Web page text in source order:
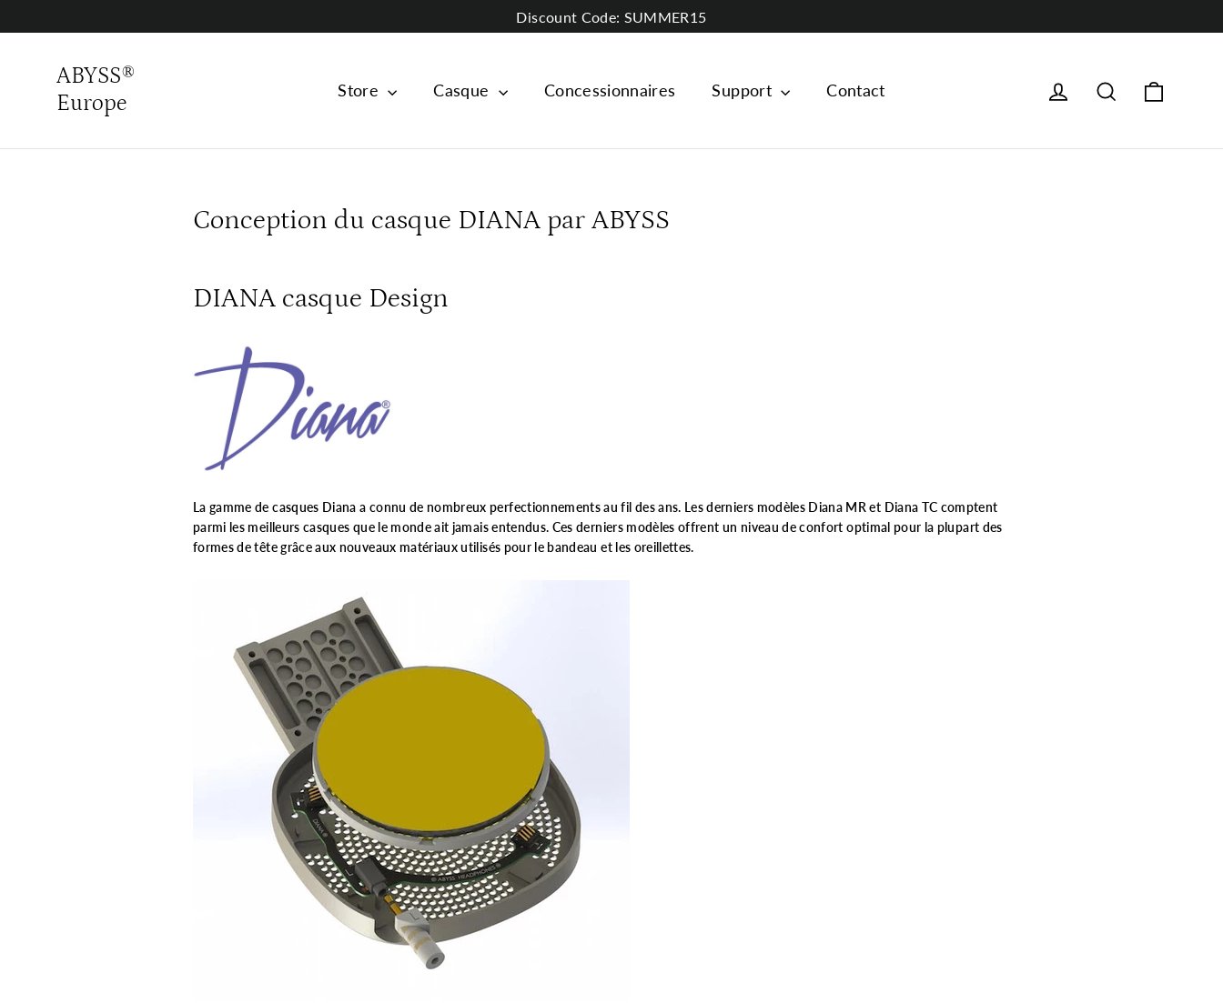
Discount Code: SUMMER15
ABYSS®
Europe
Store Casque Concessionnaires Support Contact Connectez-vous
rechercher
Conception du casque DIANA par ABYSS
DIANA casque Design
La gamme de casques Diana a connu de nombreux perfectionnements au fil des ans. Les derniers modèles Diana MR et Diana TC comptent
parmi les meilleurs casques que le monde ait jamais entendus. Ces derniers modèles offrent un niveau de confort optimal pour la plupart des
formes de tête grâce aux nouveaux matériaux utilisés pour le bandeau et les oreillettes.